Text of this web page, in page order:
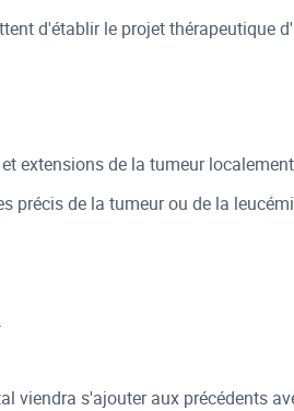
d'établir le projet thérapeutique
extensions de la tumeur
précis de la tumeur ou de la
viendra s'ajouter aux précédents